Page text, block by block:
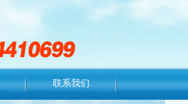
联系我们